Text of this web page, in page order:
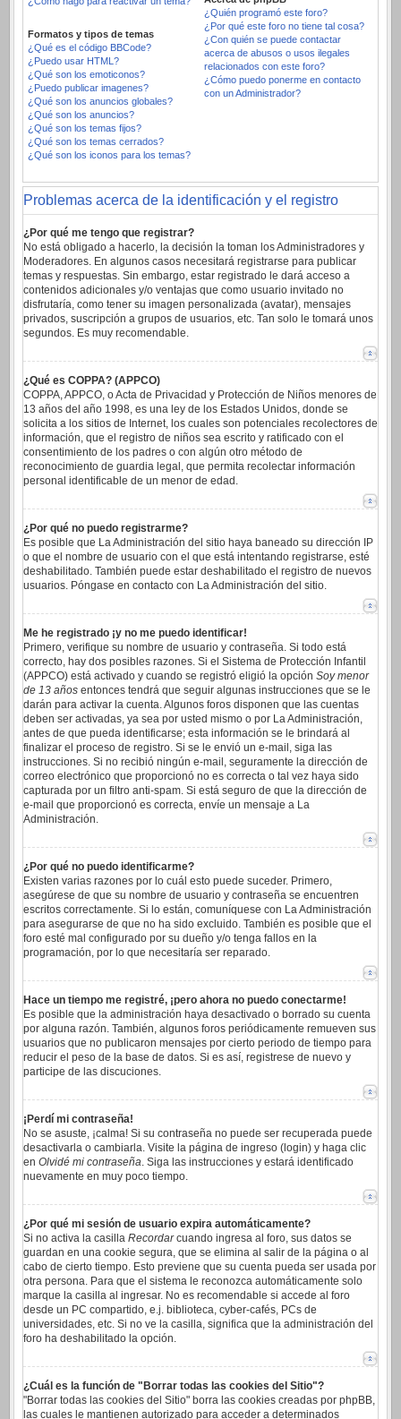
Formatos y tipos de temas
¿Qué es el código BBCode?
¿Puedo usar HTML?
¿Qué son los emoticonos?
¿Puedo publicar imagenes?
¿Qué son los anuncios globales?
¿Qué son los anuncios?
¿Qué son los temas fijos?
¿Qué son los temas cerrados?
¿Qué son los iconos para los temas?
¿Quién programó este foro?
¿Por qué este foro no tiene tal cosa?
¿Con quién se puede contactar
acerca de abusos o usos ilegales
relacionados con este foro?
¿Cómo puedo ponerme en contacto
con un Administrador?
Problemas acerca de la identificación y el registro
¿Por qué me tengo que registrar?
No está obligado a hacerlo, la decisión la toman los Administradores y
Moderadores. En algunos casos necesitará registrarse para publicar
temas y respuestas. Sin embargo, estar registrado le dará acceso a
contenidos adicionales y/o ventajas que como usuario invitado no
disfrutaría, como tener su imagen personalizada (avatar), mensajes
privados, suscripción a grupos de usuarios, etc. Tan solo le tomará unos
segundos. Es muy recomendable.
¿Qué es COPPA? (APPCO)
COPPA, APPCO, o Acta de Privacidad y Protección de Niños menores de
13 años del año 1998, es una ley de los Estados Unidos, donde se
solicita a los sitios de Internet, los cuales son potenciales recolectores de
información, que el registro de niños sea escrito y ratificado con el
consentimiento de los padres o con algún otro método de
reconocimiento de guardia legal, que permita recolectar información
personal identificable de un menor de edad.
¿Por qué no puedo registrarme?
Es posible que La Administración del sitio haya baneado su dirección IP
o que el nombre de usuario con el que está intentando registrarse, esté
deshabilitado. También puede estar deshabilitado el registro de nuevos
usuarios. Póngase en contacto con La Administración del sitio.
Me he registrado ¡y no me puedo identificar!
Primero, verifique su nombre de usuario y contraseña. Si todo está
correcto, hay dos posibles razones. Si el Sistema de Protección Infantil
(APPCO) está activado y cuando se registró eligió la opción Soy menor
de 13 años entonces tendrá que seguir algunas instrucciones que se le
darán para activar la cuenta. Algunos foros disponen que las cuentas
deben ser activadas, ya sea por usted mismo o por La Administración,
antes de que pueda identificarse; esta información se le brindará al
finalizar el proceso de registro. Si se le envió un e-mail, siga las
instrucciones. Si no recibió ningún e-mail, seguramente la dirección de
correo electrónico que proporcionó no es correcta o tal vez haya sido
capturada por un filtro anti-spam. Si está seguro de que la dirección de
e-mail que proporcionó es correcta, envíe un mensaje a La
Administración.
¿Por qué no puedo identificarme?
Existen varias razones por lo cuál esto puede suceder. Primero,
asegúrese de que su nombre de usuario y contraseña se encuentren
escritos correctamente. Si lo están, comuníquese con La Administración
para asegurarse de que no ha sido excluido. También es posible que el
foro esté mal configurado por su dueño y/o tenga fallos en la
programación, por lo que necesitaría ser reparado.
Hace un tiempo me registré, ¡pero ahora no puedo conectarme!
Es posible que la administración haya desactivado o borrado su cuenta
por alguna razón. También, algunos foros periódicamente remueven sus
usuarios que no publicaron mensajes por cierto periodo de tiempo para
reducir el peso de la base de datos. Si es así, registrese de nuevo y
participe de las discuciones.
¡Perdí mi contraseña!
No se asuste, ¡calma! Si su contraseña no puede ser recuperada puede
desactivarla o cambiarla. Visite la página de ingreso (login) y haga clic
en Olvidé mi contraseña. Siga las instrucciones y estará identificado
nuevamente en muy poco tiempo.
¿Por qué mi sesión de usuario expira automáticamente?
Si no activa la casilla Recordarcuando ingresa al foro, sus datos se
guardan en una cookie segura, que se elimina al salir de la página o al
cabo de cierto tiempo. Esto previene que su cuenta pueda ser usada por
otra persona. Para que el sistema le reconozca automáticamente solo
marque la casilla al ingresar. No es recomendable si accede al foro
desde un PC compartido, e.j. biblioteca, cyber-cafés, PCs de
universidades, etc. Si no ve la casilla, significa que la administración del
foro ha deshabilitado la opción.
¿Cuál es la función de "Borrar todas las cookies del Sitio"?
"Borrar todas las cookies del Sitio" borra las cookies creadas por phpBB,
las cuales le mantienen autorizado para acceder a determinados